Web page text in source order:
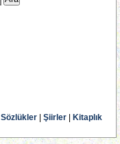
Sözlükler Şiirler Kitaplık